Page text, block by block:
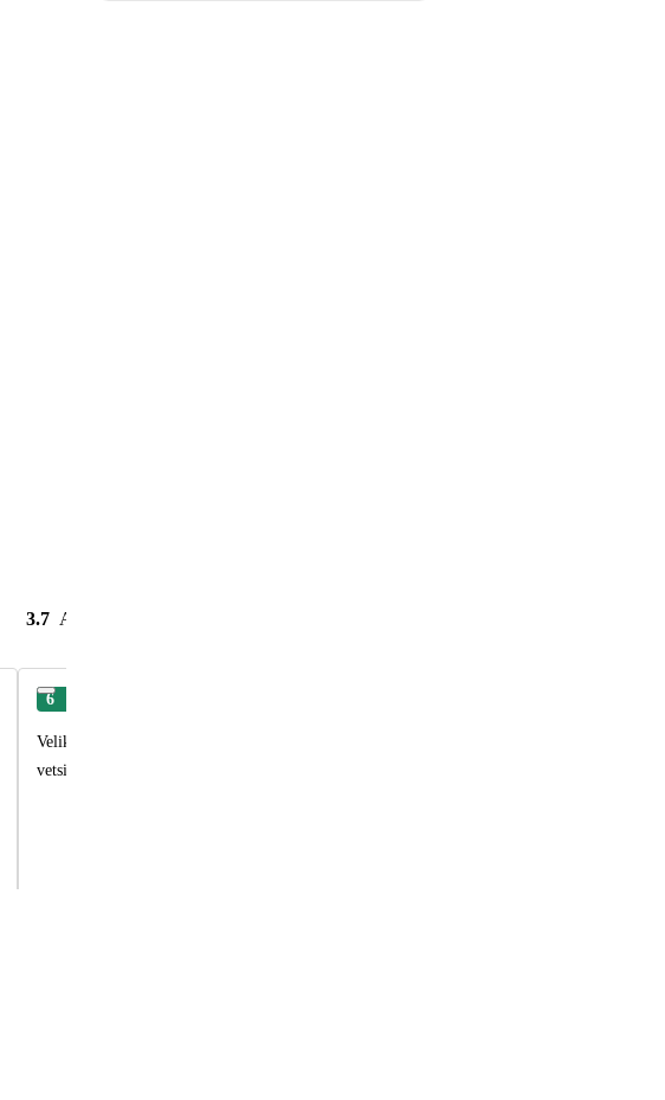
3.7 Atrakce v okolí
6
Velika spokojenost,krasne ubytovani,prostorne pokoje,cista plaz, vsude dostatek piti a
vetsi vyber jidel.